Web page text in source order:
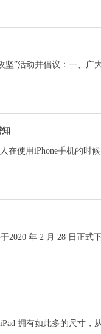
”活动并倡议：一、广
使用iPhone手机的时
2020 年 2 月 28 日正式
拥有如此多的尺寸，